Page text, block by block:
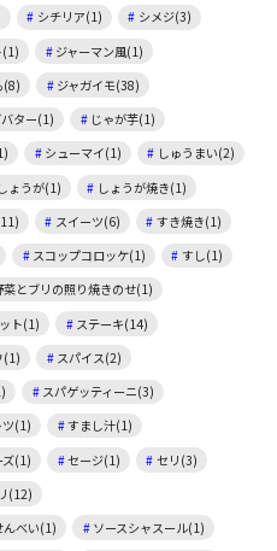
シチリア(1)
シメジ(3)
(1)
ジャーマン風(1)
(8)
ジャガイモ(38)
ター(1)
じゃが芋(1)
シューマイ(1)
しゅうまい(2)
しょうが(1)
しょうが焼き(1)
スイーツ(6)
すき焼き(1)
スコップコロッケ(1)
すし(1)
菜とブリの照り焼きのせ(1)
ト(1)
ステーキ(14)
(1)
スパイス(2)
スパゲッティーニ(3)
ツ(1)
すまし汁(1)
ズ(1) セージ(1)
セリ(3)
(12)
んべい(1)
ソースシャスール(1)